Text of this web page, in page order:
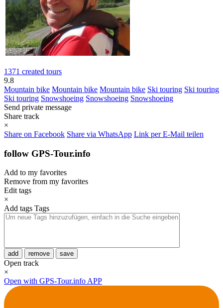
1371 created tours
9.8
Mountain bike Mountain bike Mountain bike Ski touring Ski touring
Ski touring Snowshoeing Snowshoeing Snowshoeing
Send private message
Share track
×
Share on Facebook Share via WhatsApp Link per E-Mail teilen
follow GPS-Tour.info
Add to my favorites
Remove from my favorites
Edit tags
×
Add tags Tags
add remove save
Open track
×
Open with GPS-Tour.info APP